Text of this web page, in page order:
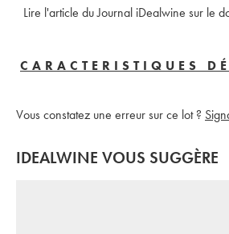
Lire l'article du Journal iDealwine sur le
CARACTERISTIQUES
Vous constatez une erreur sur ce lot ?
IDEALWINE VOUS SUGGÈRE